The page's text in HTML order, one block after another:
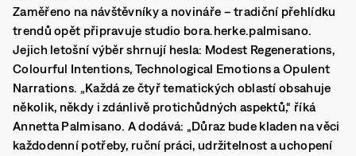
Zaměřeno na návštěvníky a novináře – tradiční přehlídku
trendů opět připravuje studio bora.herke.palmisano.
Jejich letošní výběr shrnují hesla: Modest Regenerations,
Colourful Intentions, Technological Emotions a Opulent
Narrations. „Každá ze čtyř tematických oblastí obsahuje
několik, někdy i zdánlivě protichůdných aspektů,“ říká
Annetta Palmisano. A dodává: „Důraz bude kladen na věci
každodenní potřeby, ruční práci, udržitelnost a uchopení